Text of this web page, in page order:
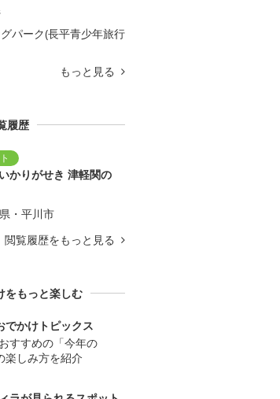
パーク(長平青少年旅行
もっと見る
履歴
かりがせき 津軽関の
・平川市
閲覧履歴をもっと見る
をもっと楽しむ
でかけトピックス
すすめの「今年の
楽しみ方を紹介